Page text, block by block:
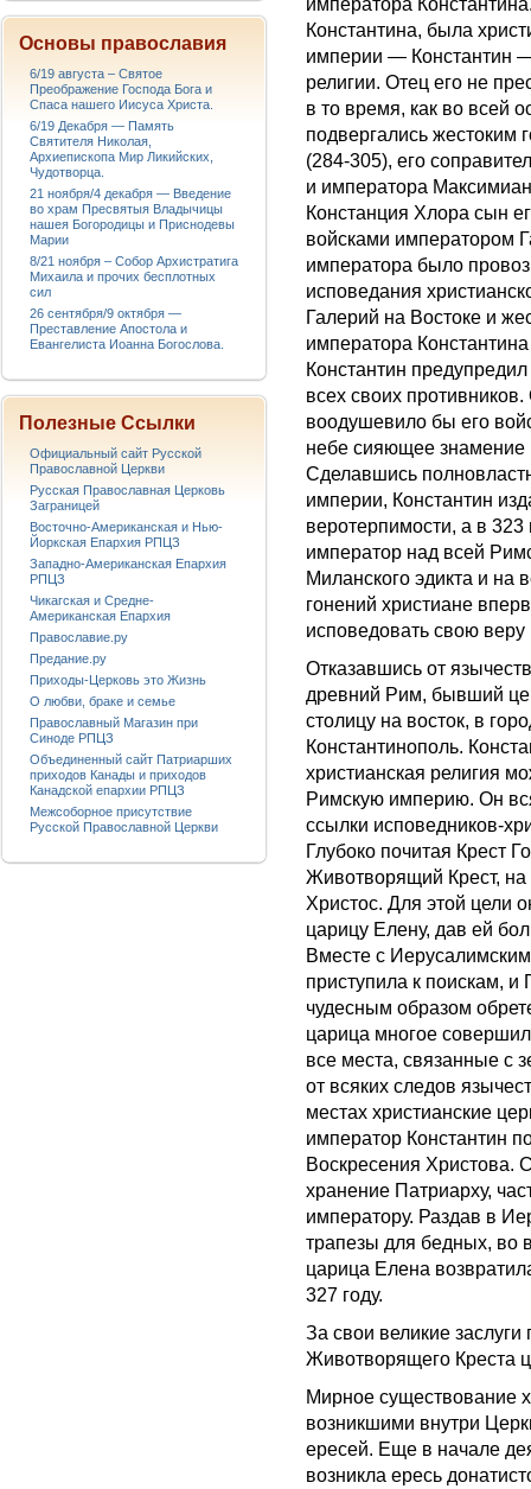
императора
Константина, была
империи — Константин
религии. Отец его не
в то время, как во всей
подвергались жестоким
(284-305), его
и императора
Констанция Хлора сын
войсками императором
императора было
исповедания
Галерий на Востоке и
императора
Константин
всех своих
воодушевило бы его
небе сияющее знамение
Сделавшись
империи, Константин
веротерпимости, а в 323
император над всей
Миланского эдикта и на
гонений христиане
исповедовать свою веру
Отказавшись от
древний Рим, бывший
столицу на восток, в
Константинополь.
христианская религия
Римскую империю. Он
ссылки исповедников-
Глубоко почитая Крест
Животворящий Крест,
Христос. Для этой цели
царицу Елену, дав ей
Вместе с
приступила к поискам,
чудесным образом
царица многое
все места, связанные с
от всяких следов
местах христианские
император Константин
Воскресения Христова.
хранение Патриарху,
императору. Раздав в
трапезы для бедных, во
царица Елена
327 году.
За свои великие
Животворящего Креста
Мирное существование
возникшими внутри
ересей. Еще в начале
возникла ересь
Основы православия
6/19 августа – Святое
Преображение Господа Бога и
Спаса нашего Иисуса Христа.
6/19 Декабря — Память
Святителя Николая,
Архиепископа Мир Ликийских,
Чудотворца.
21 ноября/4 декабря — Введение
во храм Пресвятыя Владычицы
нашея Богородицы и Приснодевы
Марии
8/21 ноября – Собор Архистратига
Михаила и прочих бесплотных
сил
26 сентября/9 октября —
Преставление Апостола и
Евангелиста Иоанна Богослова.
Полезные Ссылки
Официальный сайт Русской
Православной Церкви
Русская Православная Церковь
Заграницей
Восточно-Американская и Нью-
Йоркская Епархия РПЦЗ
Западно-Американская Епархия
РПЦЗ
Чикагская и Средне-
Американская Епархия
Православие.ру
Предание.ру
Приходы-Церковь это Жизнь
О любви, браке и семье
Православный Магазин при
Синоде РПЦЗ
Объединенный сайт Патриарших
приходов Канады и приходов
Канадской епархии РПЦЗ
Межсоборное присутствие
Русской Православной Церкви